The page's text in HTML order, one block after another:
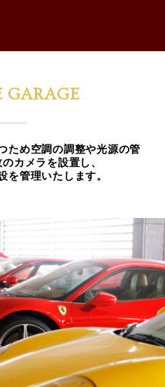
GARAGE
ため空調の調整や光源の管
カメラを設置し、
を管理いたします。